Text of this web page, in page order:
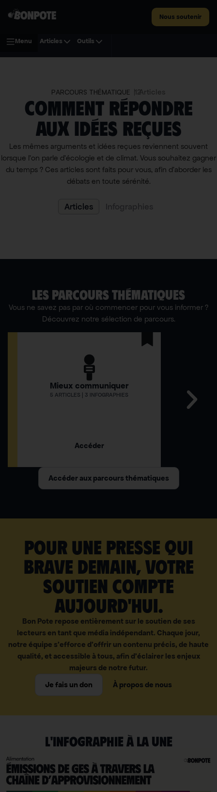
Nous soutenir
Menu Articles Outils
PARCOURS THÉMATIQUE
Comment répondre
aux idées reçues
Les mêmes arguments et idées reçues reviennent souvent
lorsque l’on parle d’écologie et de climat. Vous souhaitez gagner
du temps ? Ces articles sont faits pour vous, afin d’aborder les
débats en toute sérénité.
Articles
LES PARCOURS THÉMATIQUES
Vous ne savez pas par où commencer pour vous informer ?
Découvrez notre sélection de parcours.
Mieux communiquer
5 ARTICLES | 3 INFOGRAPHIES
Accéder
Accéder aux parcours thématiques
Pour une presse qui
brave demain, votre
soutien compte
aujourd'hui.
Bon Pote repose entièrement sur le soutien de ses
lecteurs en tant que média indépendant. Chaque jour,
notre équipe s’efforce d’offrir un contenu précis, de haute
qualité, et accessible à tous, afin d’éclairer les enjeux
majeurs de notre futur.
À propos de nous
Je fais un don
L'INFOGRAPHIE À LA UNE